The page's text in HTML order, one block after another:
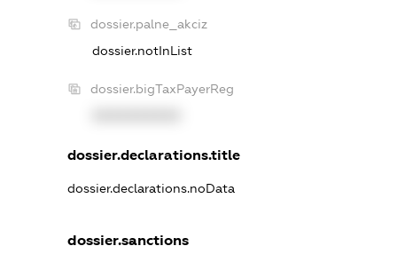
dossier.palne_akciz
dossier.notInList
dossier.bigTaxPayerReg
dossier.declarations.title
dossier.declarations.noData
dossier.sanctions